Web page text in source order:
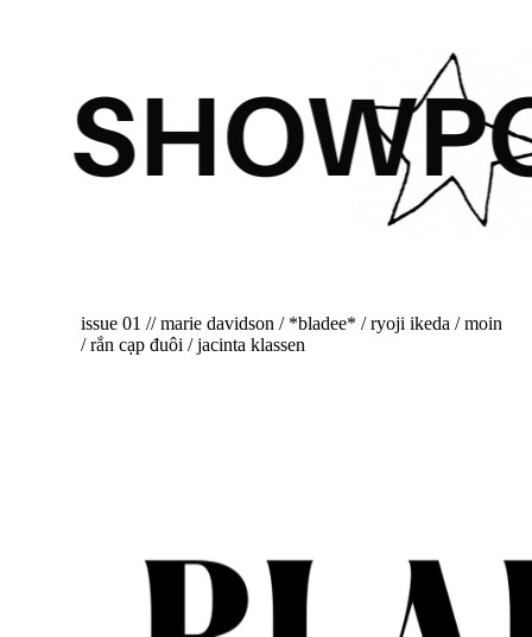
issue 01 // marie davidson / *bladee* / ryoji ikeda / moin
/ rắn cạp đuôi / jacinta klassen